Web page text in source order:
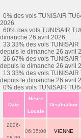
0% des vols TUNISAIR
2026
60% des vols TUNISAIR
dimanche 26 avril 2026
33.33% des vols
depuis le dimanche 26 avril
26.67% des vols
depuis le dimanche 26 avril
13.33% des vols
depuis le dimanche 26 avril
0% des vols TUNISAIR
Date
Heure
Locale
Destination
2026-
06:35:00 VIENNE